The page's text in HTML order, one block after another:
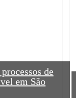
de
em São